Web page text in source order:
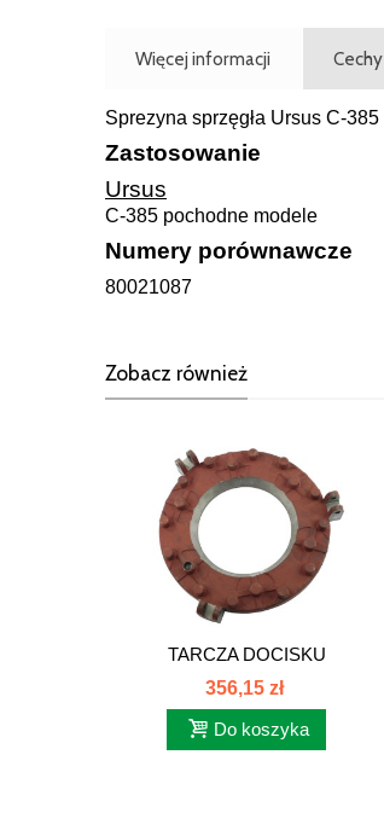
Więcej informacji Cechy
Sprezyna sprzęgła Ursus C-385
Zastosowanie
Ursus
C-385 pochodne modele
Numery porównawcze
80021087
Zobacz również
TARCZA DOCISKU
SPRZĘGŁA C385...
356,15 zł
Do koszyka